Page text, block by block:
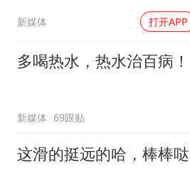
新媒体 打开APP
多喝热水，热水治百病！
新媒体 69跟贴
这滑的挺远的哈，棒棒哒